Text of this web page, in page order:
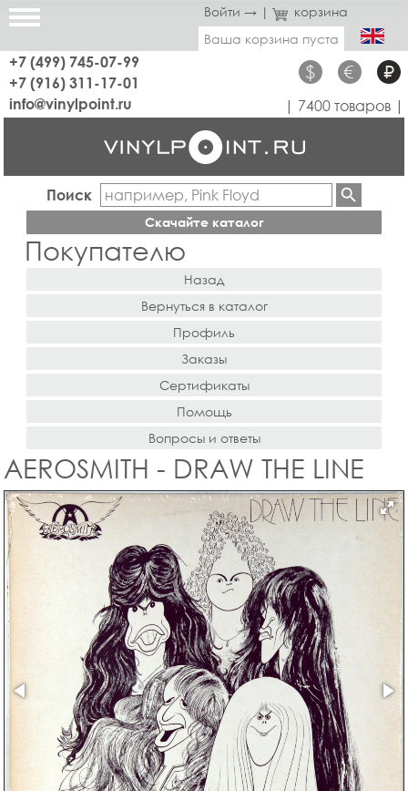
Войти → |
корзина
Ваша корзина пуста
+7 (499) 745-07-99
+7 (916) 311-17-01
$ € ₽
info@vinylpoint.ru | 7400 товаров |
Поиск
Скачайте каталог
Покупателю
Назад
Вернуться в каталог
Профиль
Заказы
Сертификаты
Помощь
Вопросы и ответы
AEROSMITH - DRAW THE LINE